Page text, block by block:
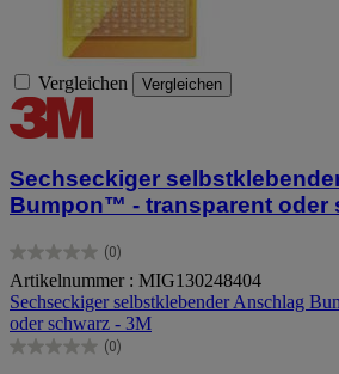
Vergleichen Vergleichen
Sechseckiger
Bumpon™ - transparent oder
(0)
0.0
von
5
Sternen.
Artikelnummer : MIG130248404
Sechseckiger selbstklebender Anschlag
oder schwarz - 3M
(0)
0.0